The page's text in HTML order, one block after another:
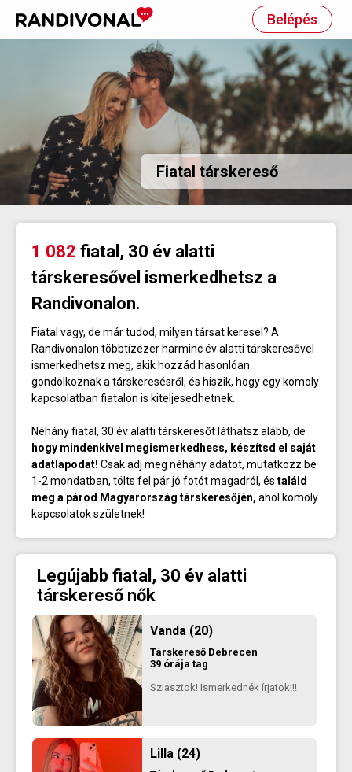
Belépés
Fiatal társkereső
1 082 fiatal, 30 év alatti
társkeresővel ismerkedhetsz a
Randivonalon.
Fiatal vagy, de már tudod, milyen társat keresel? A
Randivonalon többtízezer harminc év alatti társkeresővel
ismerkedhetsz meg, akik hozzád hasonlóan
gondolkoznak a társkeresésről, és hiszik, hogy egy komoly
kapcsolatban fiatalon is kiteljesedhetnek.
Néhány fiatal, 30 év alatti társkeresőt láthatsz alább, de
hogy mindenkivel megismerkedhess, készítsd el saját
adatlapodat! Csak adj meg néhány adatot, mutatkozz be
1-2 mondatban, tölts fel pár jó fotót magadról, és találd
meg a párod Magyarország társkeresőjén, ahol komoly
kapcsolatok születnek!
Legújabb fiatal, 30 év alatti
társkereső nők
Vanda (20)
Társkereső Debrecen
39 órája tag
Sziasztok! Ismerkednék írjatok!!!
Lilla (24)